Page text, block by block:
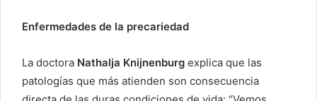
Enfermedades de la precariedad
La doctora Nathalja Knijnenburg explica que las
patologías que más atienden son consecuencia